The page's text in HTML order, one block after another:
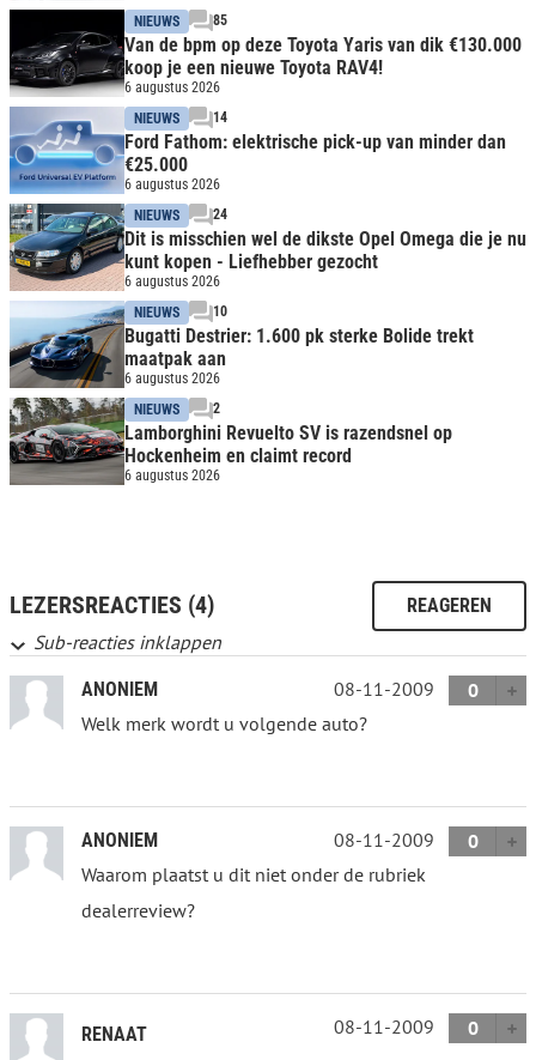
NIEUWS
85
Van de bpm op deze Toyota Yaris van dik €130.000
koop je een nieuwe Toyota RAV4!
6 augustus 2026
NIEUWS
14
Ford Fathom: elektrische pick-up van minder dan
€25.000
6 augustus 2026
NIEUWS
24
Dit is misschien wel de dikste Opel Omega die je nu
kunt kopen - Liefhebber gezocht
6 augustus 2026
NIEUWS
10
Bugatti Destrier: 1.600 pk sterke Bolide trekt
maatpak aan
6 augustus 2026
NIEUWS
2
Lamborghini Revuelto SV is razendsnel op
Hockenheim en claimt record
6 augustus 2026
LEZERSREACTIES (4) REAGEREN
Sub-reacties inklappen
ANONIEM 08-11-2009
0
Welk merk wordt u volgende auto?
ANONIEM 08-11-2009
0
Waarom plaatst u dit niet onder de rubriek
dealerreview?
RENAAT 08-11-2009
0